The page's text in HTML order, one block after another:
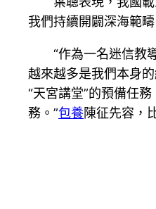
我們持續開闢深海範疇
“作為一名迷信教
越來越多是我們本身
“天宮講堂”的預備任
務。”包養陳征先容，